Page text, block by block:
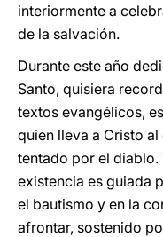
interiormente a
de la salvación.
Durante este año
Santo, quisiera
textos evangélicos,
quien lleva a Cristo
tentado por el diablo.
existencia es guiada
el bautismo y en la
afrontar, sostenido